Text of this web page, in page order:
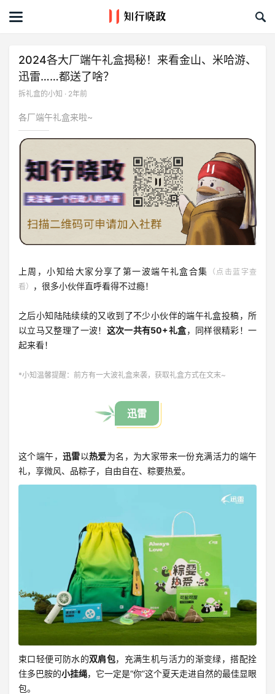
首页
课程&活动
资料库
服务商
礼品创意库
关于我们
登录
注册
2024各大厂端午礼盒揭秘！来看金山、米哈游、
迅雷……都送了啥？
拆礼盒的小知 · 2年前
各厂端午礼盒来啦~
上周，小知给大家分享了第一波端午礼盒合集
（点击蓝字查
看）
，很多小伙伴直呼看得不过瘾！
之后小知陆陆续续的又收到了不少小伙伴的端午礼盒投稿，所
以立马又整理了一波！ 这次一共有50+礼盒，同样很精彩！一
起来看！
*小知温馨提醒：前方有一大波礼盒来袭，获取礼盒方式在文末~
迅雷
这个端午， 迅雷以热爱为名，为大家带来一份充满活力的端午
礼，享微风、品粽子，自由自在、粽要热爱。
束口轻便可防水的双肩包，充满生机与活力的渐变绿，搭配拴
住多巴胺的小挂绳，它一定是“你”这个夏天走进自然的最佳显眼
包。